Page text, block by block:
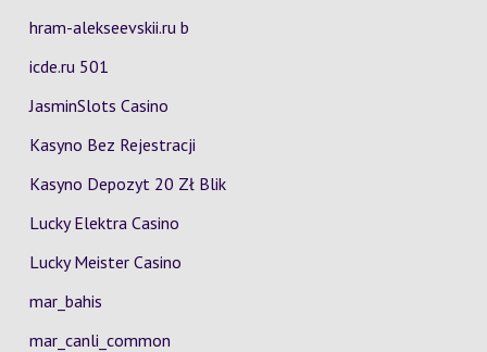
hram-alekseevskii.ru b
icde.ru 501
JasminSlots Casino
Kasyno Bez Rejestracji
Kasyno Depozyt 20 Zł Blik
Lucky Elektra Casino
Lucky Meister Casino
mar_bahis
mar_canli_common